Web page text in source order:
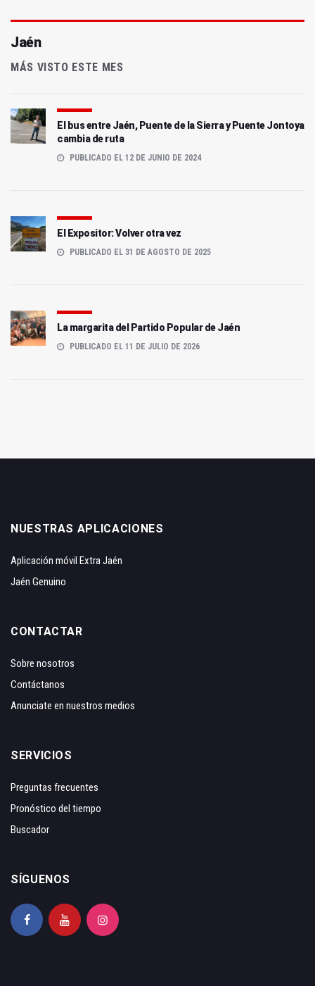
Jaén
MÁS VISTO ESTE MES
El bus entre Jaén, Puente de la Sierra y Puente Jontoya
cambia de ruta
PUBLICADO EL 12 DE JUNIO DE 2024
El Expositor: Volver otra vez
PUBLICADO EL 31 DE AGOSTO DE 2025
La margarita del Partido Popular de Jaén
PUBLICADO EL 11 DE JULIO DE 2026
NUESTRAS APLICACIONES
Aplicación móvil Extra Jaén
Jaén Genuino
CONTACTAR
Sobre nosotros
Contáctanos
Anunciate en nuestros medios
SERVICIOS
Preguntas frecuentes
Pronóstico del tiempo
Buscador
SÍGUENOS